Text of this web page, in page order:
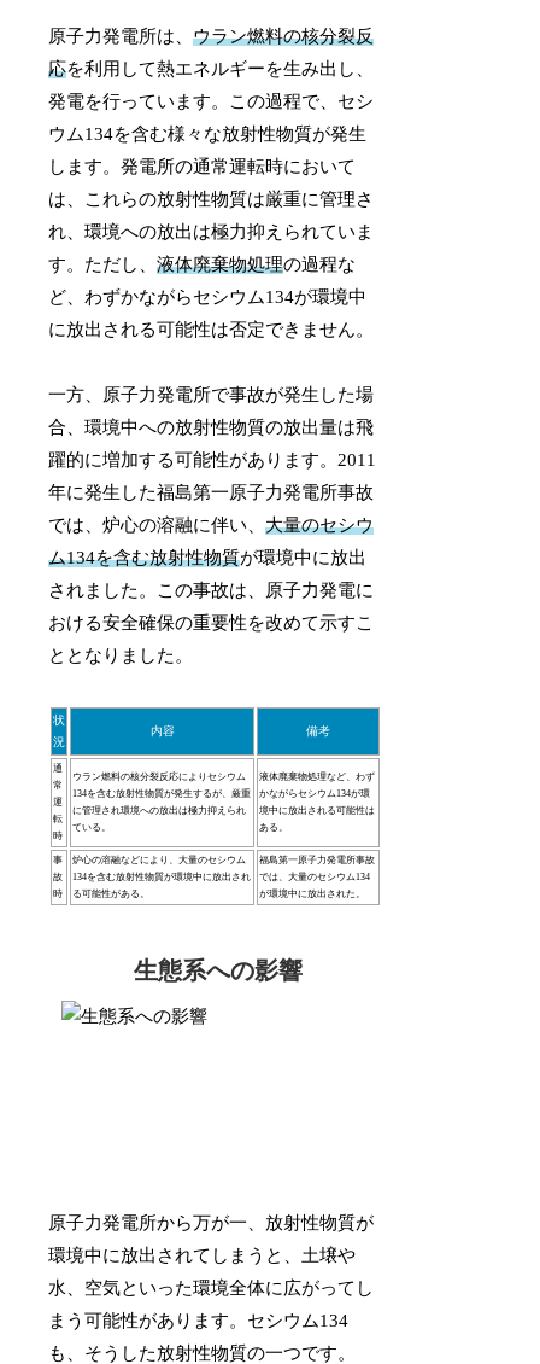
原子力発電所は、ウラン燃料の核分裂反
応を利用して熱エネルギーを生み出し、
発電を行っています。この過程で、セシ
ウム134を含む様々な放射性物質が発生
します。発電所の通常運転時において
は、これらの放射性物質は厳重に管理さ
れ、環境への放出は極力抑えられていま
す。ただし、液体廃棄物処理の過程な
ど、わずかながらセシウム134が環境中
に放出される可能性は否定できません。
一方、原子力発電所で事故が発生した場
合、環境中への放射性物質の放出量は飛
躍的に増加する可能性があります。2011
年に発生した福島第一原子力発電所事故
では、炉心の溶融に伴い、大量のセシウ
ム134を含む放射性物質が環境中に放出
されました。この事故は、原子力発電に
おける安全確保の重要性を改めて示すこ
ととなりました。
状
況
内容 備考
通
常
運
転
時
ウラン燃料の核分裂反応によりセシウム
134を含む放射性物質が発生するが、厳重
に管理され環境への放出は極力抑えられ
ている。
液体廃棄物処理など、わず
かながらセシウム134が環
境中に放出される可能性は
ある。
事
故
時
炉心の溶融などにより、大量のセシウム
134を含む放射性物質が環境中に放出され
る可能性がある。
福島第一原子力発電所事故
では、大量のセシウム134
が環境中に放出された。
生態系への影響
原子力発電所から万が一、放射性物質が
環境中に放出されてしまうと、土壌や
水、空気といった環境全体に広がってし
まう可能性があります。セシウム134
も、そうした放射性物質の一つです。